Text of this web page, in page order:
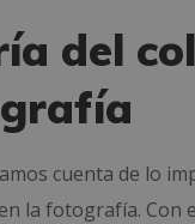
del
cuenta de lo
la fotografía. Con